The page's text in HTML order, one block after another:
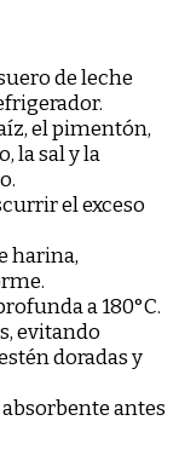
de leche
el pimentón,
la sal y la
el exceso
harina,
a 180°C.
evitando
doradas y
antes